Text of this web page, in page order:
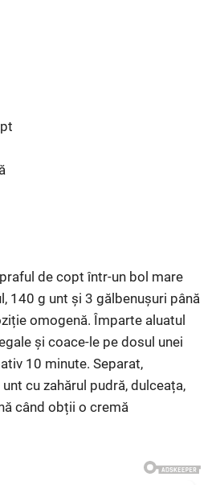
de copt într-un bol mare
140 g unt și 3 gălbenușuri până
omogenă. Împarte aluatul
și coace-le pe dosul unei
10 minute. Separat,
cu zahărul pudră, dulceața,
când obții o cremă